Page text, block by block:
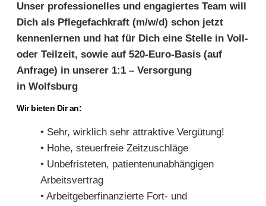
Unser professionelles und engagiertes Team will
Dich als Pflegefachkraft (m/w/d) schon jetzt
kennenlernen und hat für Dich eine Stelle in Voll-
oder Teilzeit, sowie auf 520-Euro-Basis (auf
Anfrage) in unserer 1:1 – Versorgung
in Wolfsburg
Wir bieten Dir an:
• Sehr, wirklich sehr attraktive Vergütung!
• Hohe, steuerfreie Zeitzuschläge
• Unbefristeten, patientenunabhängigen
Arbeitsvertrag
• Arbeitgeberfinanzierte Fort- und